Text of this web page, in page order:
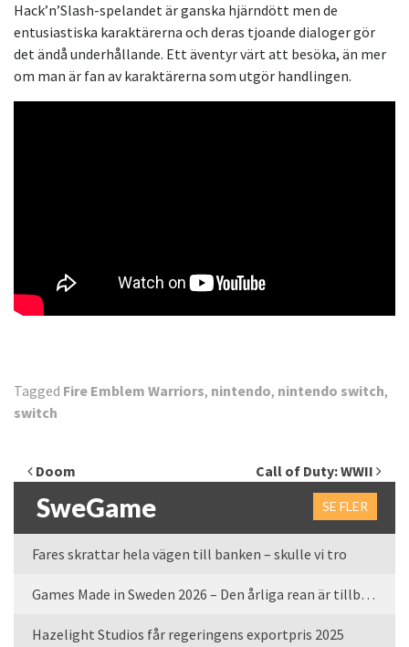
Hack’n’Slash-spelandet är ganska hjärndött men de
entusiastiska karaktärerna och deras tjoande dialoger gör
det ändå underhållande. Ett äventyr värt att besöka, än mer
om man är fan av karaktärerna som utgör handlingen.
Tagged Fire Emblem Warriors, nintendo, nintendo switch,
switch
Inläggsnavigering
Doom Call of Duty: WWII
SweGame SE FLER
Fares skrattar hela vägen till banken – skulle vi tro
Games Made in Sweden 2026 – Den årliga rean är tillbaka
Hazelight Studios får regeringens exportpris 2025